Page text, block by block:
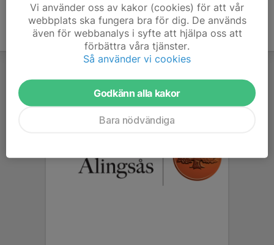
Vi använder oss av kakor (cookies) för att vår
webbplats ska fungera bra för dig. De används
även för webbanalys i syfte att hjälpa oss att
förbättra våra tjänster.
Så använder vi cookies
Godkänn alla kakor
Bara nödvändiga